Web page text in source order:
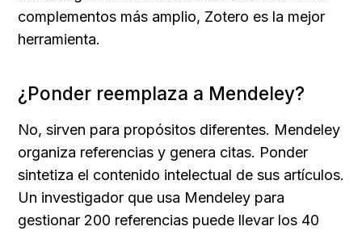
complementos más amplio, Zotero es la mejor
herramienta.
¿Ponder reemplaza a Mendeley?
No, sirven para propósitos diferentes. Mendeley
organiza referencias y genera citas. Ponder
sintetiza el contenido intelectual de sus artículos.
Un investigador que usa Mendeley para
gestionar 200 referencias puede llevar los 40